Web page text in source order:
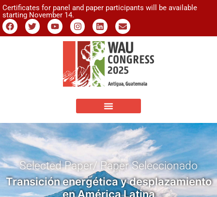
Certificates for panel and paper participants will be available
starting November 14.
Selected Paper/ Paper Seleccionado
Transición energética y desplazamiento
en América Latina